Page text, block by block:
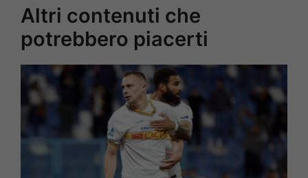
Altri contenuti che
potrebbero piacerti